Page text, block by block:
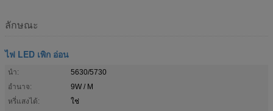
ลักษณะ
ไฟ LED เพิก อ่อน
นำ:
5630/5730
อำนาจ:
9W / M
หรี่แสงได้:
ใช่